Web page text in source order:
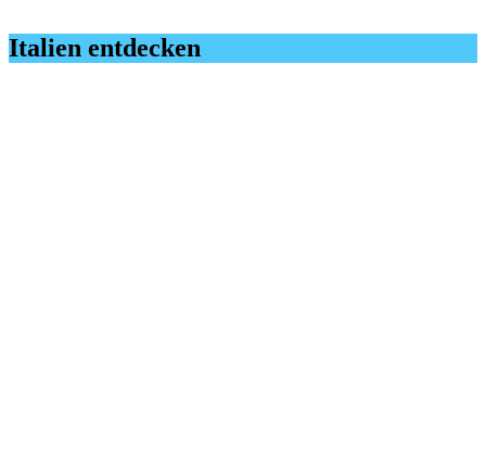
Italien entdecken